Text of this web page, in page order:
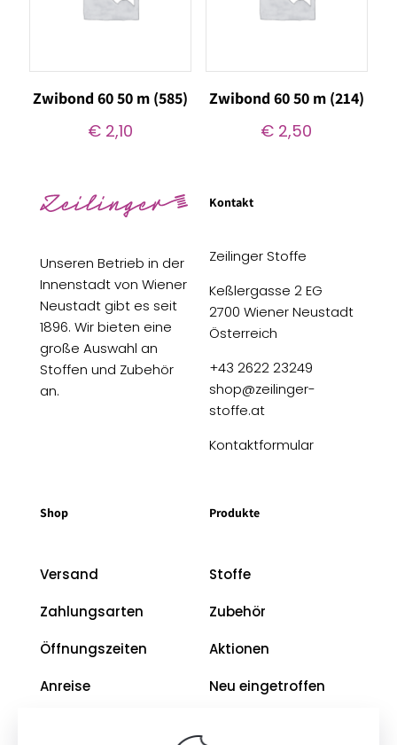
Zwibond 60 50 m (585)
€ 2,10
Zwibond 60 50 m (214)
€ 2,50
Unseren Betrieb in der
Innenstadt von Wiener
Neustadt gibt es seit
1896. Wir bieten eine
große Auswahl an
Stoffen und Zubehör
an.
Kontakt
Zeilinger Stoffe
Keßlergasse 2 EG
2700 Wiener Neustadt
Österreich
+43 2622 23249
shop@zeilinger-
stoffe.at
Kontaktformular
Shop
Versand
Zahlungsarten
Öffnungszeiten
Anreise
Produkte
Stoffe
Zubehör
Aktionen
Neu eingetroffen